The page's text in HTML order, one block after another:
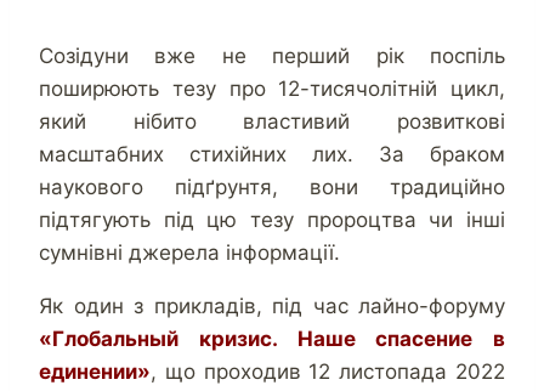
Созідуни вже не перший рік поспіль
поширюють тезу про 12-тисячолітній цикл,
який нібито властивий розвиткові
масштабних стихійних лих. За браком
наукового підґрунтя, вони традиційно
підтягують під цю тезу пророцтва чи інші
сумнівні джерела інформації.
Як один з прикладів, під час лайно-форуму
«Глобальный кризис. Наше спасение в
единении», що проходив 12 листопада 2022